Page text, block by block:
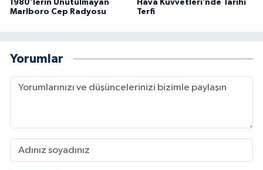
1980’lerin Unutulmayan
Marlboro Cep Radyosu
Hava Kuvvetleri’nde Tarihi
Terfi
Yorumlar